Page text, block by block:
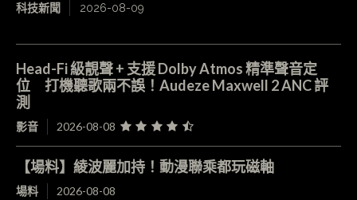
科技新聞 2026-08-09
Head-Fi 級靚聲 + 支援 Dolby Atmos 精準聲音定
位 打機聽歌兩不誤！Audeze Maxwell 2 ANC 評
測
影音 2026-08-08
【場料】綾波麗加持！動漫聯乘都玩磁軸
場料 2026-08-08